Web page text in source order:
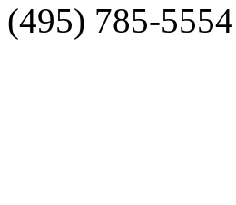
(495) 785-5554